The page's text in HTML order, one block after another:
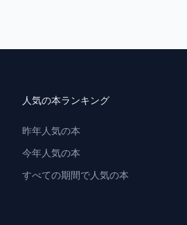
人気の本ランキング
昨年人気の本
今年人気の本
すべての期間で人気の本